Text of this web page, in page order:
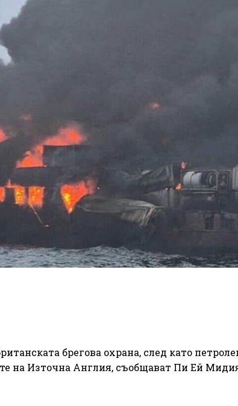
брегова охрана, след като
на Източна Англия, съобщават Пи Ей